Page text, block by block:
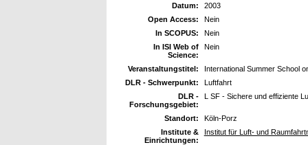
Datum:
2003
Open Access:
Nein
In SCOPUS:
Nein
In ISI Web of
Science:
Nein
Veranstaltungstitel:
International Summer School
DLR - Schwerpunkt:
Luftfahrt
DLR -
Forschungsgebiet:
L SF - Sichere und effiziente
Standort:
Köln-Porz
Institute &
Einrichtungen:
Institut für Luft- und